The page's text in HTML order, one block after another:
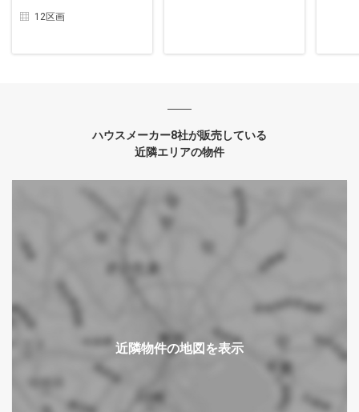
12区画
ハウスメーカー8社が販売している
近隣エリアの物件